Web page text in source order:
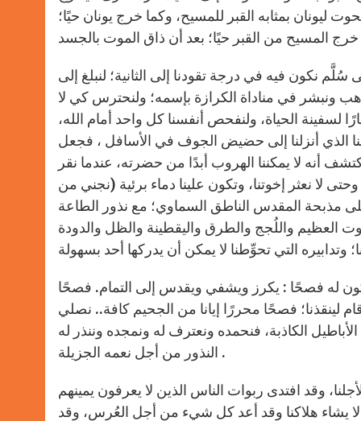
ليونان بمثابه القبر للمسيح، وكما خرج يونان حيًا؛
سُلَّم نكون فيه في درجة تقودنا إلى الثانية؛ لنبلغ إلى
ونبشر في مناداة الكرازة بإسمه؛ ولنحترس كي لا
الحياة، ولنفحص أنفسنا كل واحد أمام الله،
الذي أنزلنا إلى حضيض الجوف في الأسافل ، فجعل
أنه لا يمكننا الهروب أبدًا من حضرته، عندما نقر
لا نعثر إخوتنا، وتكون علينا دماء برئية (نجني من
على مذبحة المقدس الناطق السماوﻱ؛ مع نذور الطاعة
العظيم واللُجج والطرق واليقطينة والظل والدودة
له فصحًا : يكرز ويشفي ويقدس إلى التمام. فصحًا
لينقذنا؛ فصحًا محررًا إيانا من الجحيم كافة.. نصلي
الكاذبة، فنحمده ونعترف له ونمجده وننذر له
النذور من أجل نعمه الجزيلة .
وقد افتدى ربوات الناس الذين لا يعرفون يمينهم
لا يشاء هلاكنا وقد أعد كل شيء من أجل العُرس، وقد